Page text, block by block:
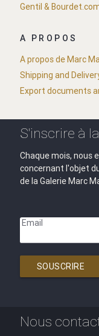
Gentil &
A PROPOS
A propos de Marc
Shipping and
Export documents
S'inscrire à
Chaque mois, nous
concernant l'objet
de la Galerie Marc
Email
SOUSCRIRE
Nous